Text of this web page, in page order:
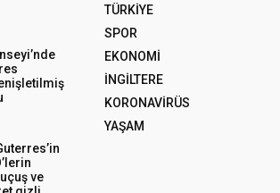
ve
TÜRKİYE
SPOR
EKONOMİ
İNGİLTERE
KORONAVİRÜS
YAŞAM